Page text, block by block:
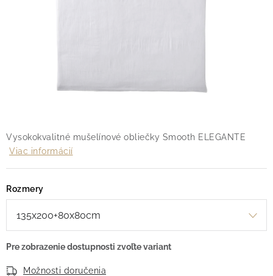
Vysokokvalitné mušelínové obliečky Smooth ELEGANTE
Viac informácií
Rozmery
Možnosti doručenia